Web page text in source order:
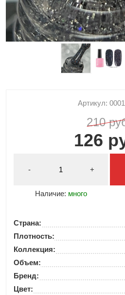
Артикул:
210
126
- +
Наличие: много
Страна:
Плотность:
Коллекция:
Объем:
Бренд:
Цвет: